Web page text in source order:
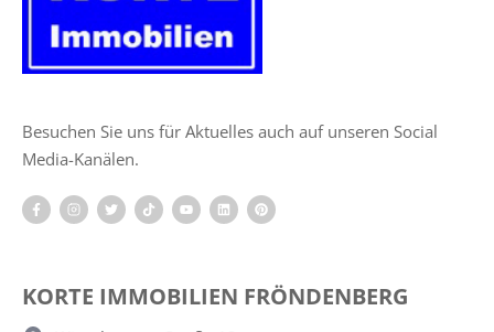
Besuchen Sie uns für Aktuelles auch auf unseren Social
Media-Kanälen.
KORTE IMMOBILIEN FRÖNDENBERG